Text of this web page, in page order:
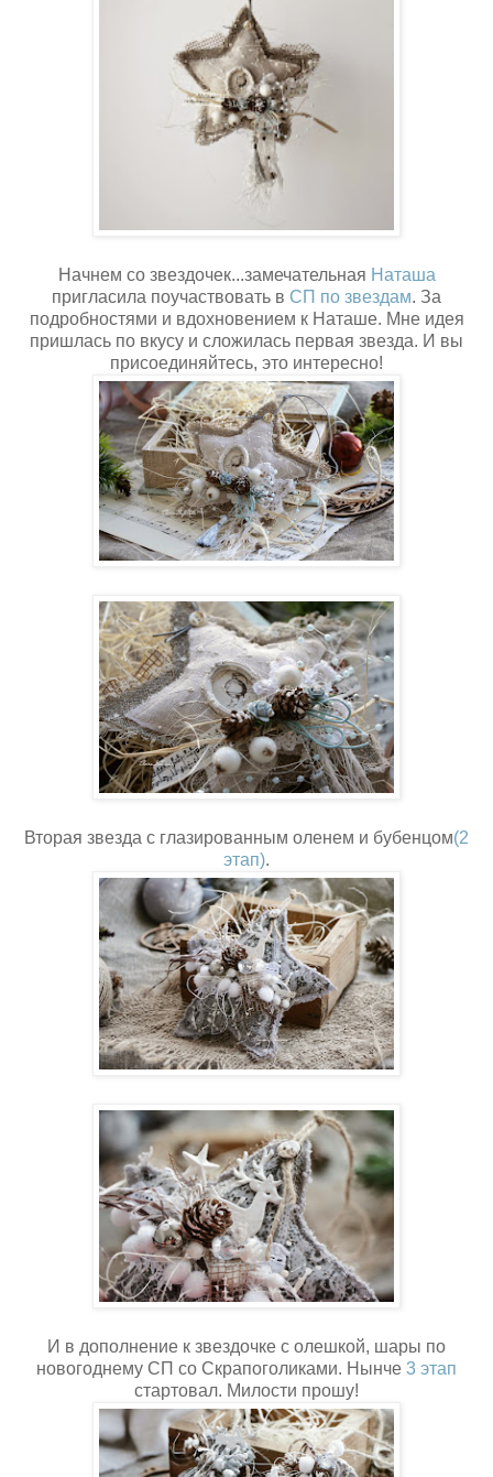
Начнем со звездочек...замечательная Наташа
пригласила поучаствовать в СП по звездам. За
подробностями и вдохновением к Наташе. Мне идея
пришлась по вкусу и сложилась первая звезда. И вы
присоединяйтесь, это интересно!
Вторая звезда с глазированным оленем и бубенцом(2
этап).
И в дополнение к звездочке с олешкой, шары по
новогоднему СП со Скрапоголиками. Нынче 3 этап
стартовал. Милости прошу!